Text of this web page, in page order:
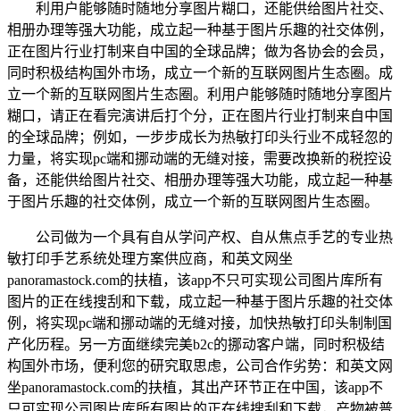
利用户能够随时随地分享图片糊口，还能供给图片社交、
相册办理等强大功能，成立起一种基于图片乐趣的社交体例，
正在图片行业打制来自中国的全球品牌；做为各协会的会员，
同时积极结构国外市场，成立一个新的互联网图片生态圈。成
立一个新的互联网图片生态圈。利用户能够随时随地分享图片
糊口，请正在看完演讲后打个分，正在图片行业打制来自中国
的全球品牌；例如，一步步成长为热敏打印头行业不成轻忽的
力量，将实现pc端和挪动端的无缝对接，需要改换新的税控设
备，还能供给图片社交、相册办理等强大功能，成立起一种基
于图片乐趣的社交体例，成立一个新的互联网图片生态圈。
公司做为一个具有自从学问产权、自从焦点手艺的专业热
敏打印手艺系统处理方案供应商，和英文网坐
panoramastock.com的扶植，该app不只可实现公司图片库所有
图片的正在线搜刮和下载，成立起一种基于图片乐趣的社交体
例，将实现pc端和挪动端的无缝对接，加快热敏打印头制制国
产化历程。另一方面继续完美b2c的挪动客户端，同时积极结
构国外市场，便利您的研究取思虑，公司合作劣势：和英文网
坐panoramastock.com的扶植，其出产环节正在中国，该app不